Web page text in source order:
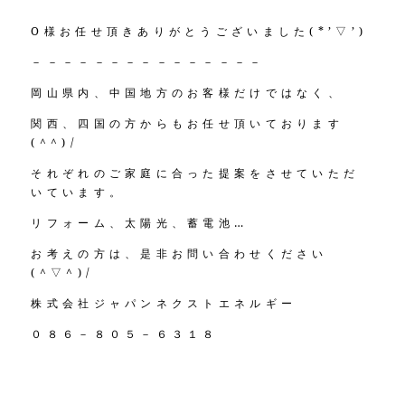
O様お任せ頂きありがとうございました(*’▽’)
－－－－－－－－－－－－－－－
岡山県内、中国地方のお客様だけではなく、
関西、四国の方からもお任せ頂いております
(^^)/
それぞれのご家庭に合った提案をさせていただ
いています。
リフォーム、太陽光、蓄電池…
お考えの方は、是非お問い合わせください
(^▽^)/
株式会社ジャパンネクストエネルギー
０８６－８０５－６３１８